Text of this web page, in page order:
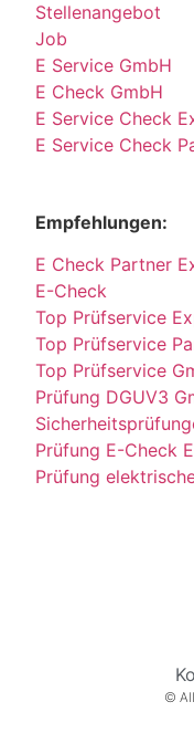
Stellenangebot
Job
E Service GmbH
E Check GmbH
E Service Check
E Service Check
Empfehlungen:
E Check Partner
E-Check
Top Prüfservice
Top Prüfservice
Top Prüfservice
Prüfung DGUV3
Prüfung E-Check
Prüfung
©